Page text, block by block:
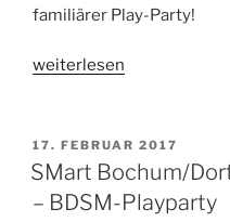
familiärer Play-Party!
„SMart
Play
BDSM-
Stammtisch
weiterlesen
VERÖFFENTLICHT
AM
17. FEBRUAR 2017
SMart Bochum/
– BDSM-Playparty